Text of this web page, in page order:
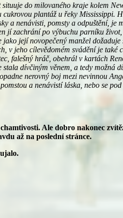
do milovaného kraje kolem
cukrovou plantáž u řeky Mississippi.
a nenávisti, pomsty a odpuštění, je
jí zachrání po výbuchu parníku
jako její novopečený manžel
v jeho cílevědomém svádění je také
falešný hráč, obehrál v kartách
dívčiným věnem, a tedy možná
nerovný boj mezi nevinnou
a nenávistí láska, nebo se
Ale dobro nakonec
až na poslední stránce.